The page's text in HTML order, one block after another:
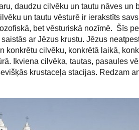
daudzu cilvēku un tautu nāves un
un tautu vēsturē ir ierakstīts savs
bet vēsturiskā nozīmē. Šīs
ar Jēzus krustu. Jēzus
konkrētu cilvēku, konkrētā laikā,
Ikviena cilvēka, tautas, pasaules
krustaceļa stacijas. Redzam